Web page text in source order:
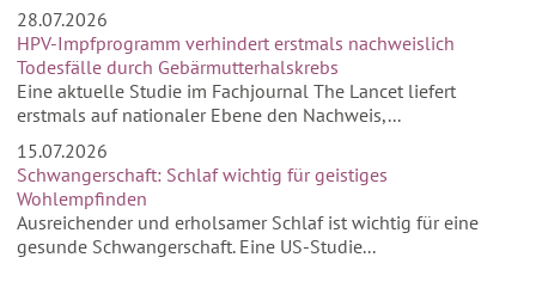
28.07.2026
HPV-Impfprogramm verhindert erstmals nachweislich
Todesfälle durch Gebärmutterhalskrebs
Eine aktuelle Studie im Fachjournal The Lancet liefert
erstmals auf nationaler Ebene den Nachweis,...
15.07.2026
Schwangerschaft: Schlaf wichtig für geistiges
Wohlempfinden
Ausreichender und erholsamer Schlaf ist wichtig für eine
gesunde Schwangerschaft. Eine US-Studie...